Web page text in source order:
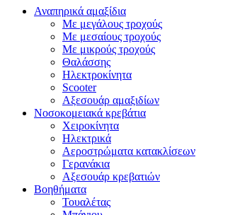
Αναπηρικά αμαξίδια
Με μεγάλους τροχούς
Με μεσαίους τροχούς
Με μικρούς τροχούς
Θαλάσσης
Ηλεκτροκίνητα
Scooter
Αξεσουάρ αμαξιδίων
Νοσοκομειακά κρεβάτια
Χειροκίνητα
Ηλεκτρικά
Αεροστρώματα κατακλίσεων
Γερανάκια
Αξεσουάρ κρεβατιών
Βοηθήματα
Τουαλέτας